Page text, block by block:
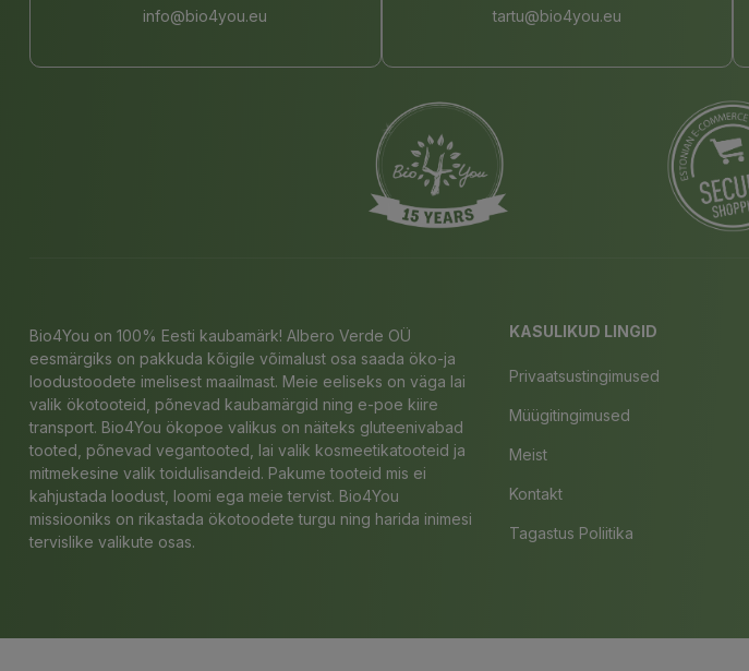
info@bio4you.eu tartu@bio4you.eu
Bio4You on 100% Eesti kaubamärk! Albero Verde OÜ
eesmärgiks on pakkuda kõigile võimalust osa saada öko-ja
loodustoodete imelisest maailmast. Meie eeliseks on väga lai
valik ökotooteid, põnevad kaubamärgid ning e-poe kiire
transport. Bio4You ökopoe valikus on näiteks gluteenivabad
tooted, põnevad vegantooted, lai valik kosmeetikatooteid ja
mitmekesine valik toidulisandeid. Pakume tooteid mis ei
kahjustada loodust, loomi ega meie tervist. Bio4You
missiooniks on rikastada ökotoodete turgu ning harida inimesi
tervislike valikute osas.
KASULIKUD LINGID
Privaatsustingimused
Müügitingimused
Meist
Kontakt
Tagastus Poliitika